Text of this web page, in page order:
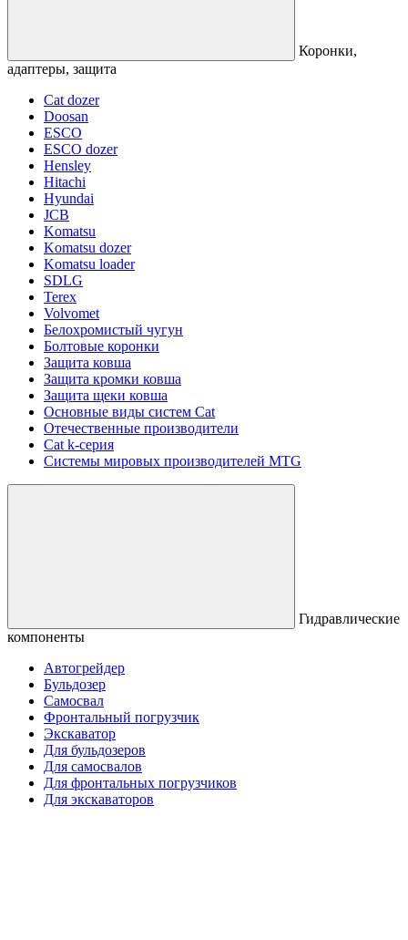
Коронки,
адаптеры, защита
Cat dozer
Doosan
ESCO
ESCO dozer
Hensley
Hitachi
Hyundai
JCB
Komatsu
Komatsu dozer
Komatsu loader
SDLG
Terex
Volvomet
Белохромистый чугун
Болтовые коронки
Защита ковша
Защита кромки ковша
Защита щеки ковша
Основные виды систем Cat
Отечественные производители
Сat k-серия
Системы мировых производителей MTG
Гидравлические
компоненты
Автогрейдер
Бульдозер
Самосвал
Фронтальный погрузчик
Экскаватор
Для бульдозеров
Для самосвалов
Для фронтальных погрузчиков
Для экскаваторов